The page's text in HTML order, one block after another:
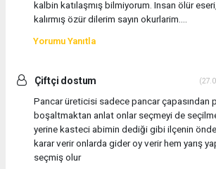
kalbin katılaşmış bilmiyorum. Insan ölür
kalırmış özür dilerim sayın okurlarim....
Yorumu Yanıtla
Çiftçi dostum
Pancar üreticisi sadece pancar çapasından
boşaltmaktan anlat onlar seçmeyi de
yerine kasteci abimin dediği gibi ilçenin
karar verir onlarda gider oy verir hem yarış
seçmiş olur